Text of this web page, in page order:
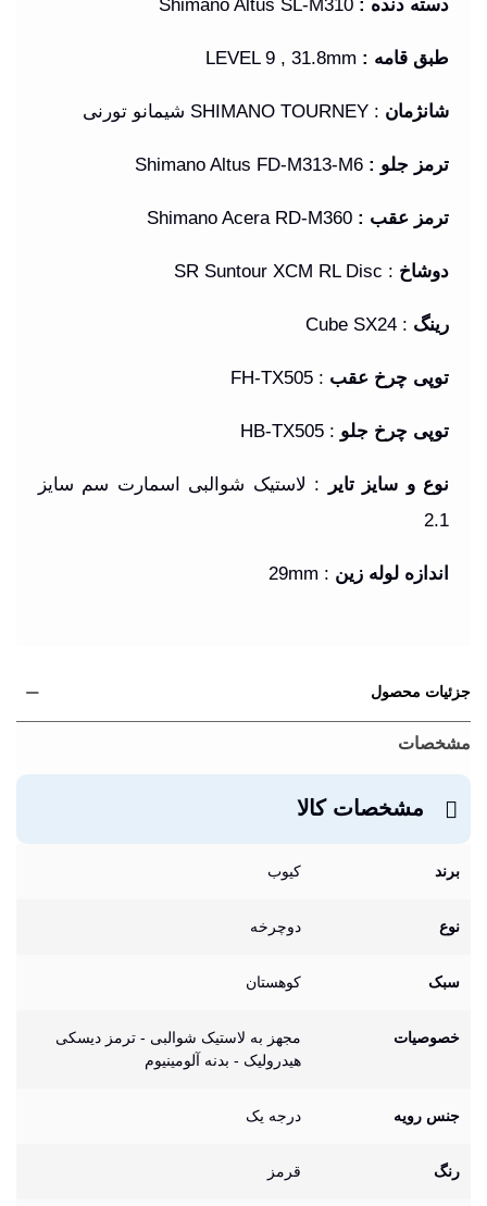
دسته دنده :
Shimano Altus SL-M310
طبق قامه :
LEVEL 9 , 31.8mm
شانژمان : SHIMANO TOURNEY شیمانو تورنی
ترمز جلو : Shimano Altus FD-M313-M6
ترمز عقب : Shimano Acera RD-M360
دوشاخ : SR Suntour XCM RL Disc
رینگ : Cube SX24
توپی چرخ عقب : FH-TX505
توپی چرخ جلو : HB-TX505
نوع و سایز تایر
: لاستیک شوالبی اسمارت سم سایز
2.1
اندازه لوله زین : 29mm
جزئیات محصول
مشخصات
مشخصات کالا
برند کیوب
نوع دوچرخه
سبک کوهستان
خصوصیات
مجهز به لاستیک شوالبی - ترمز دیسکی
هیدرولیک - بدنه آلومینیوم
جنس رویه درجه یک
رنگ قرمز